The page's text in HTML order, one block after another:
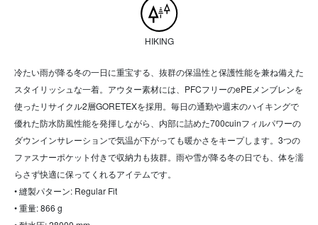
HIKING
冷たい雨が降る冬の一日に重宝する、抜群の保温性と保護性能を兼ね備えた
スタイリッシュな一着。アウター素材には、PFCフリーのePEメンブレンを
使ったリサイクル2層GORETEXを採用。毎日の通勤や週末のハイキングで
優れた防水防風性能を発揮しながら、内部に詰めた700cuinフィルパワーの
ダウンインサレーションで気温が下がっても暖かさをキープします。3つの
ファスナーポケット付きで収納力も抜群。雨や雪が降る冬の日でも、体を濡
らさず快適に保ってくれるアイテムです。
• 縫製パターン: Regular Fit
• 重量: 866 g